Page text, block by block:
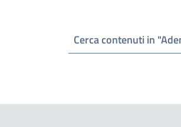
Cerca contenuti in